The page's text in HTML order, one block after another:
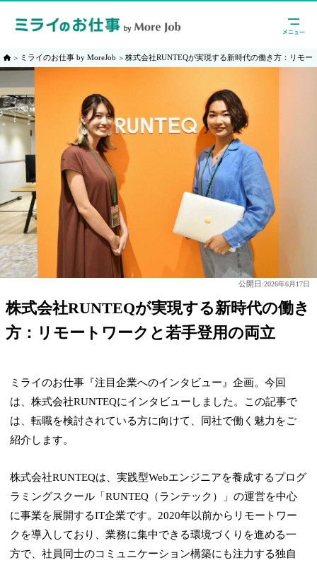
ミライのお仕事 by MoreJob 株式会社RUNTEQが実現する新時代の働き方：リモー
公開日:2026年6月17日
株式会社RUNTEQが実現する新時代の働き
方：リモートワークと若手登用の両立
ミライのお仕事『注目企業へのインタビュー』企画。今回
は、株式会社RUNTEQにインタビューしました。この記事で
は、転職を検討されている方に向けて、同社で働く魅力をご
紹介します。
株式会社RUNTEQは、実践型Webエンジニアを養成するプログ
ラミングスクール「RUNTEQ（ランテック）」の運営を中心
に事業を展開するIT企業です。2020年以前からリモートワー
クを導入しており、業務に集中できる環境づくりを進める一
方で、社員同士のコミュニケーション構築にも注力する独自